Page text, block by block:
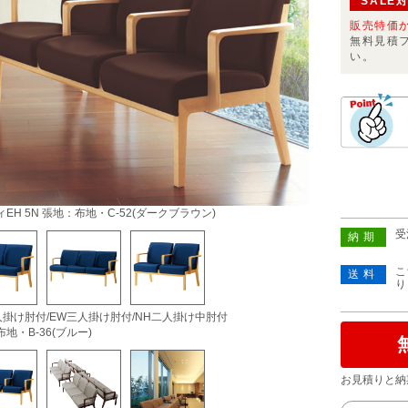
EH 5N 張地：布地・C-52(ダークブラウン)
掛け肘付/EW三人掛け肘付/NH二人掛け中肘付
地・B-36(ブルー)
販売特価
無料見積
い。
納期
送料
お見積りと